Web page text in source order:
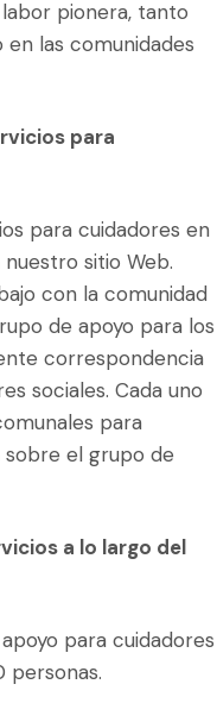
pionera, tanto
las comunidades
para
para cuidadores en
sitio Web.
con la comunidad
de apoyo para los
correspondencia
sociales. Cada uno
para
sobre el grupo de
a lo largo del
para cuidadores
personas.